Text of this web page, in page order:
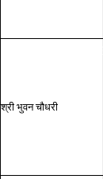
श्री भुवन चौधरी